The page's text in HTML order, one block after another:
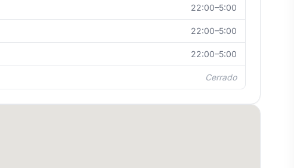
22:00–5:00
22:00–5:00
22:00–5:00
Cerrado